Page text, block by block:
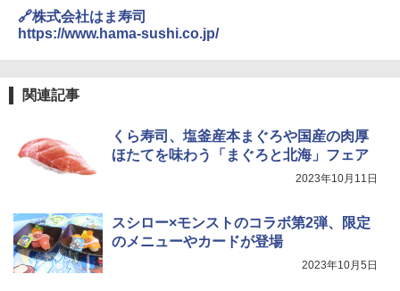
入 700ml
￥3,248
し 塩らーめん 108g×10袋 保存食 備蓄
￥2,323
￥26,130
4
0℃ 1段調理 フラットテーブル 電子レン
ジ 赤外線センサー ノンフライ調理 簡単
お手入れ 小型 新生活 一人暮らし 二人暮
5
シャープ ウォーターオーブン ヘルシオ
🔗株式会社はま寿司
https://www.hama-sushi.co.jp/
関連記事
くら寿司、塩釜産本まぐろや国産の肉厚
ほたてを味わう「まぐろと北海」フェア
2023年10月11日
スシロー×モンストのコラボ第2弾、限定
のメニューやカードが登場
2023年10月5日